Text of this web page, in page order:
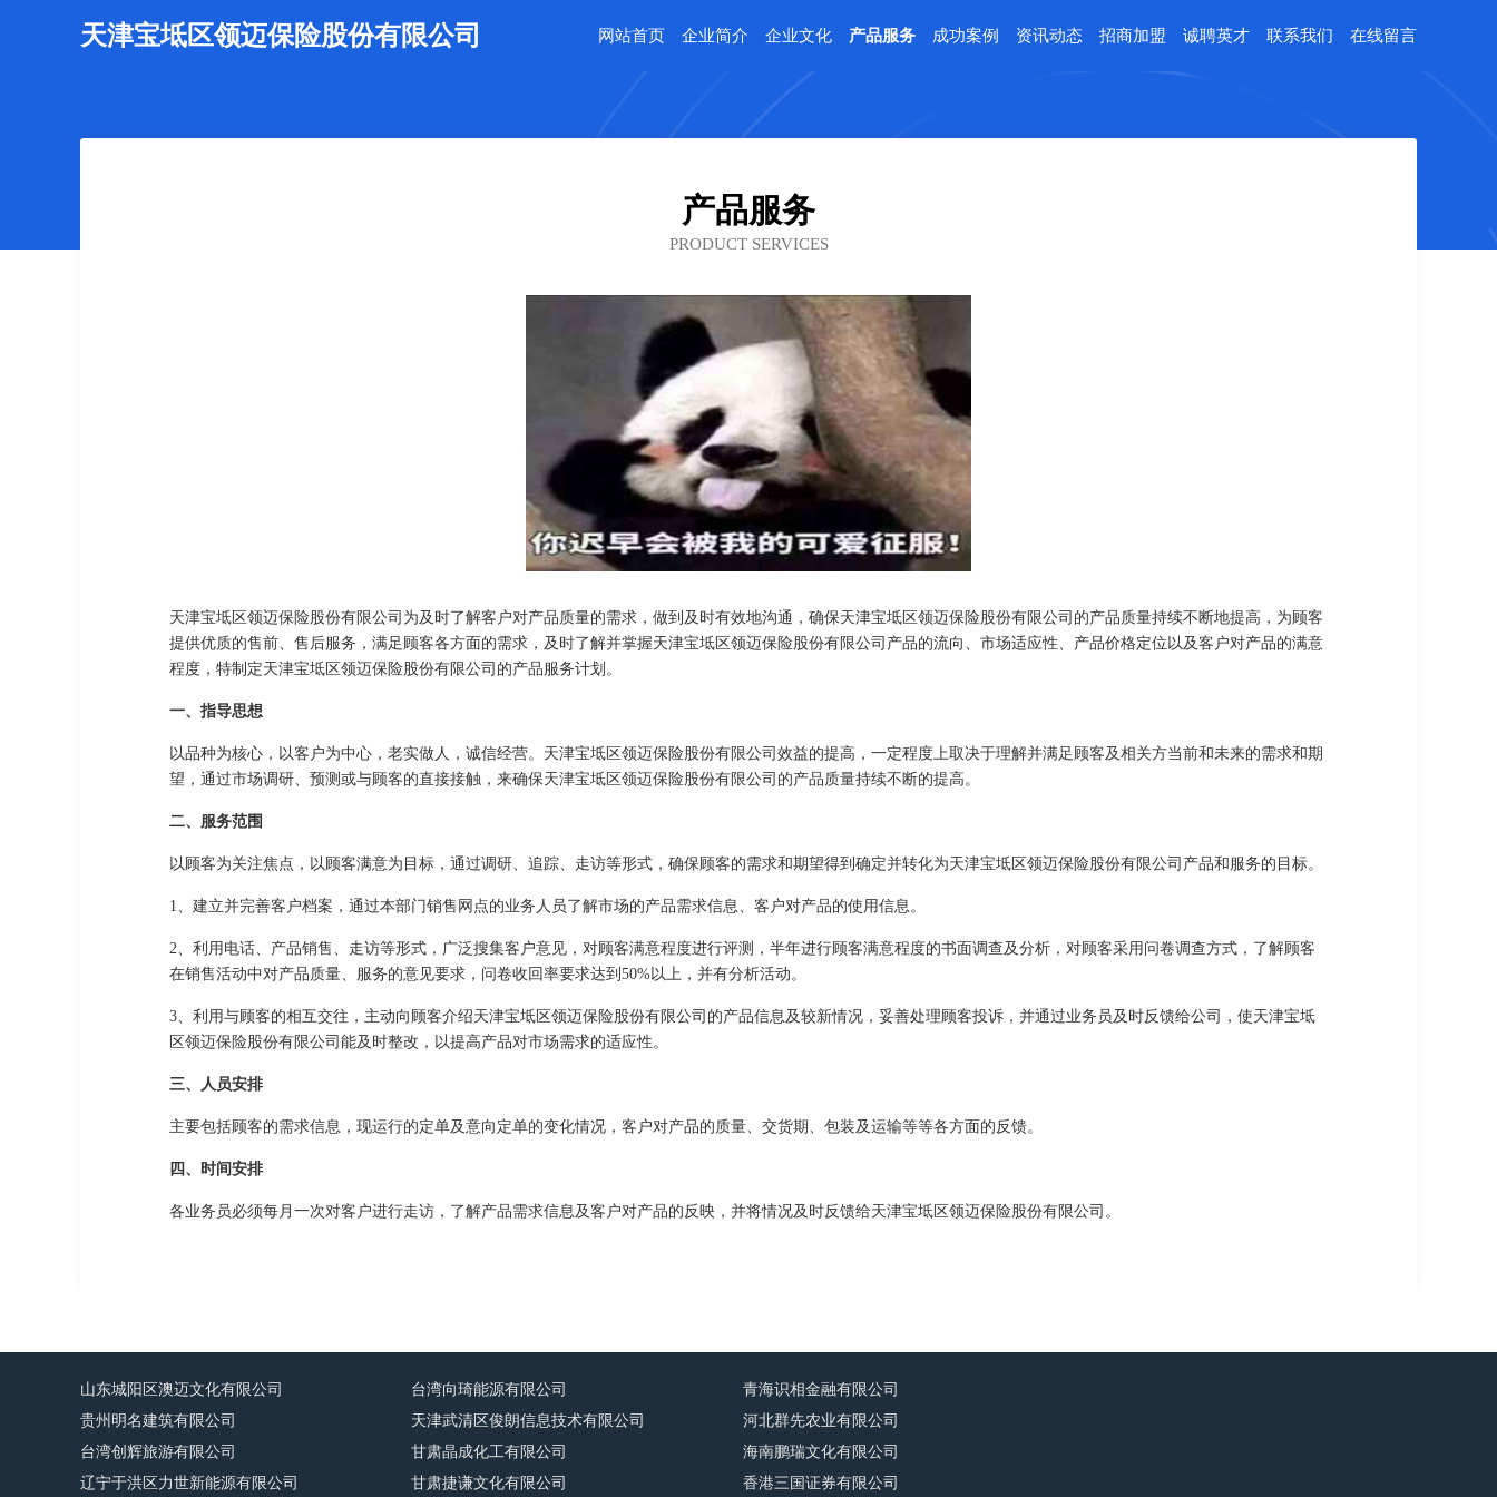
天津宝坻区领迈保险股份有限公司 网站首页 企业简介 企业文化 产品服务 成功案例 资讯动态 招商加盟 诚聘英才 联系我们 在线留言
产品服务
PRODUCT SERVICES
天津宝坻区领迈保险股份有限公司为及时了解客户对产品质量的需求，做到及时有效地沟通，确保天津宝坻区领迈保险股份有限公司的产品质量持续不断地提高，为顾客
提供优质的售前、售后服务，满足顾客各方面的需求，及时了解并掌握天津宝坻区领迈保险股份有限公司产品的流向、市场适应性、产品价格定位以及客户对产品的满意
程度，特制定天津宝坻区领迈保险股份有限公司的产品服务计划。
一、指导思想
以品种为核心，以客户为中心，老实做人，诚信经营。天津宝坻区领迈保险股份有限公司效益的提高，一定程度上取决于理解并满足顾客及相关方当前和未来的需求和期
望，通过市场调研、预测或与顾客的直接接触，来确保天津宝坻区领迈保险股份有限公司的产品质量持续不断的提高。
二、服务范围
以顾客为关注焦点，以顾客满意为目标，通过调研、追踪、走访等形式，确保顾客的需求和期望得到确定并转化为天津宝坻区领迈保险股份有限公司产品和服务的目标。
1、建立并完善客户档案，通过本部门销售网点的业务人员了解市场的产品需求信息、客户对产品的使用信息。
2、利用电话、产品销售、走访等形式，广泛搜集客户意见，对顾客满意程度进行评测，半年进行顾客满意程度的书面调查及分析，对顾客采用问卷调查方式，了解顾客
在销售活动中对产品质量、服务的意见要求，问卷收回率要求达到50%以上，并有分析活动。
3、利用与顾客的相互交往，主动向顾客介绍天津宝坻区领迈保险股份有限公司的产品信息及较新情况，妥善处理顾客投诉，并通过业务员及时反馈给公司，使天津宝坻
区领迈保险股份有限公司能及时整改，以提高产品对市场需求的适应性。
三、人员安排
主要包括顾客的需求信息，现运行的定单及意向定单的变化情况，客户对产品的质量、交货期、包装及运输等等各方面的反馈。
四、时间安排
各业务员必须每月一次对客户进行走访，了解产品需求信息及客户对产品的反映，并将情况及时反馈给天津宝坻区领迈保险股份有限公司。
山东城阳区澳迈文化有限公司 台湾向琦能源有限公司
青海识相金融有限公司
贵州明名建筑有限公司
天津武清区俊朗信息技术有限公司
河北群先农业有限公司
台湾创辉旅游有限公司
甘肃晶成化工有限公司
海南鹏瑞文化有限公司
辽宁于洪区力世新能源有限公司
甘肃捷谦文化有限公司 香港三国证券有限公司